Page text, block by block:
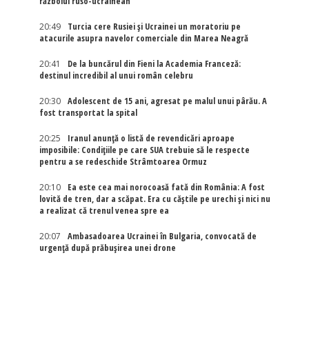
20:49
Turcia cere Rusiei și Ucrainei un moratoriu pe
atacurile asupra navelor comerciale din Marea Neagră
20:41
De la buncărul din Fieni la Academia Franceză:
destinul incredibil al unui român celebru
20:30
Adolescent de 15 ani, agresat pe malul unui pârău. A
fost transportat la spital
20:25
Iranul anunță o listă de revendicări aproape
imposibile: Condițiile pe care SUA trebuie să le respecte
pentru a se redeschide Strâmtoarea Ormuz
20:10
Ea este cea mai norocoasă fată din România: A fost
lovită de tren, dar a scăpat. Era cu căștile pe urechi și nici nu
a realizat că trenul venea spre ea
20:07
Ambasadoarea Ucrainei în Bulgaria, convocată de
urgență după prăbușirea unei drone